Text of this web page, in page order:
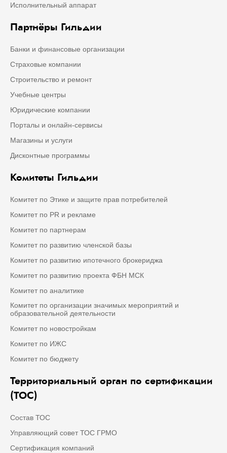
Исполнительный аппарат
Партнёры Гильдии
Банки и финансовые организации
Страховые компании
Строительство и ремонт
Учебные центры
Юридические компании
Порталы и онлайн-сервисы
Магазины и услуги
Дисконтные программы
Комитеты Гильдии
Комитет по Этике и защите прав потребителей
Комитет по PR и рекламе
Комитет по партнерам
Комитет по развитию членской базы
Комитет по развитию ипотечного брокериджа
Комитет по развитию проекта ФБН МСК
Комитет по аналитике
Комитет по организации значимых мероприятий и
образовательной деятельности
Комитет по новостройкам
Комитет по ИЖС
Комитет по бюджету
Территориальный орган по сертификации
(ТОС)
Состав ТОС
Управляющий совет ТОС ГРМО
Сертификация компаний